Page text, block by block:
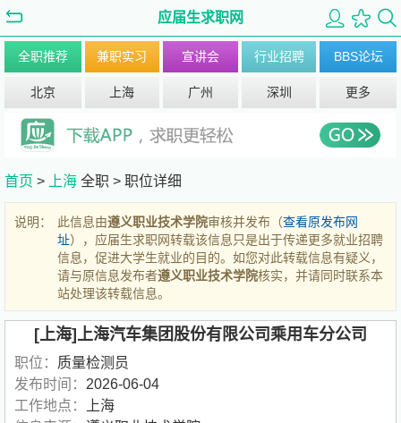
应届生求职网
全职推荐 兼职实习 宣讲会 行业招聘 BBS论坛
北京 上海 广州 深圳 更多
首页 > 上海 全职 > 职位详细
说明： 此信息由遵义职业技术学院审核并发布（查看原发布网
址），应届生求职网转载该信息只是出于传递更多就业招聘
信息，促进大学生就业的目的。如您对此转载信息有疑义，
请与原信息发布者遵义职业技术学院核实，并请同时联系本
站处理该转载信息。
[上海]上海汽车集团股份有限公司乘用车分公司
职位： 质量检测员
发布时间： 2026-06-04
工作地点：
上海